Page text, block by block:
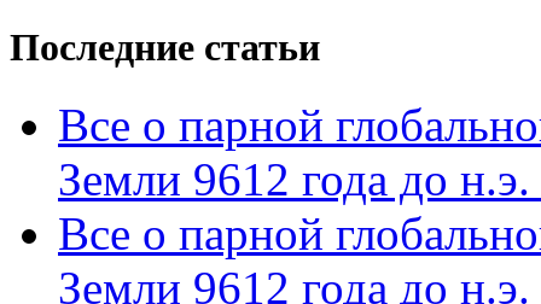
Последние статьи
Все о парной
Земли 9612 года до
Все о парной
Земли 9612 года до